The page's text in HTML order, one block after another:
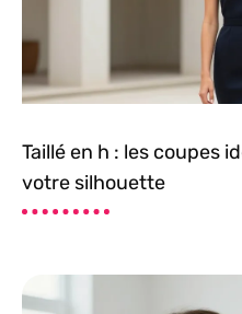
Taillé en h : les coupes
votre silhouette